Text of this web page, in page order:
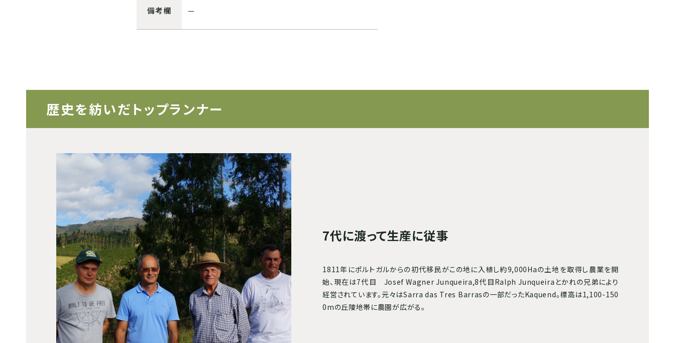
備考欄 ー
歴史を紡いだトップランナー
7代に渡って生産に従事
1811年にポルトガルからの初代移民がこの地に入植し約9,000Haの土地を取得し農業を開
始、現在は7代目 Josef Wagner Junqueira,8代目Ralph Junqueiraとかれの兄弟により
経営されています。元々はSarra das Tres Barrasの一部だったKaquend。標高は1,100-150
0mの丘陵地帯に農園が広がる。